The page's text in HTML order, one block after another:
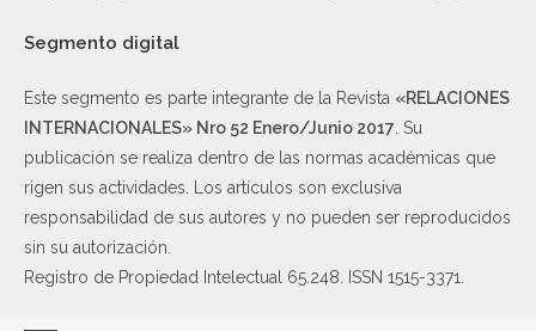
Segmento digital
Este segmento es parte integrante de la Revista «RELACIONES
INTERNACIONALES» Nro 52 Enero/Junio 2017 . Su
publicación se realiza dentro de las normas académicas que
rigen sus actividades. Los artículos son exclusiva
responsabilidad de sus autores y no pueden ser reproducidos
sin su autorización.
Registro de Propiedad Intelectual 65.248. ISSN 1515-3371.